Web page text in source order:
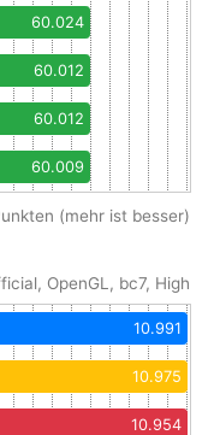
60.024
60.012
60.012
60.009
(mehr ist besser)
OpenGL, bc7, High
10.991
10.975
10.954